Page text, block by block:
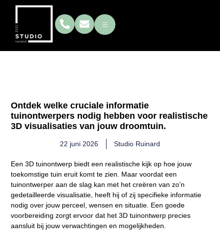
Welke informatie heeft een
ontwerper nodig voor 3d?
Ontdek welke cruciale informatie
tuinontwerpers nodig hebben voor realistische
3D visualisaties van jouw droomtuin.
22 juni 2026 Studio Ruinard
Een 3D tuinontwerp biedt een realistische kijk op hoe jouw
toekomstige tuin eruit komt te zien. Maar voordat een
tuinontwerper aan de slag kan met het creëren van zo’n
gedetailleerde visualisatie, heeft hij of zij specifieke informatie
nodig over jouw perceel, wensen en situatie. Een goede
voorbereiding zorgt ervoor dat het 3D tuinontwerp precies
aansluit bij jouw verwachtingen en mogelijkheden.